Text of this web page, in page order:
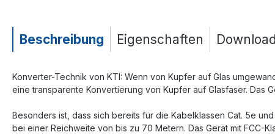
Beschreibung Eigenschaften
Konverter-Technik von KTI: Wenn von Kupfer auf Glas
eine transparente Konvertierung von Kupfer auf Glasfaser. Das
Besonders ist, dass sich bereits für die Kabelklassen Cat. 5e
bei einer Reichweite von bis zu 70 Metern. Das Gerät mit FCC-